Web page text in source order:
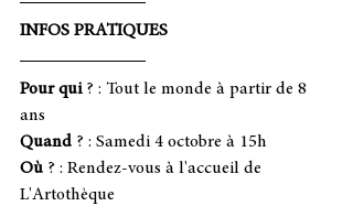
INFOS PRATIQUES
Pour qui ? : Tout le monde à partir de 8
ans
Quand ? : Samedi 4 octobre à 15h
Où ? : Rendez-vous à l'accueil de
L'Artothèque